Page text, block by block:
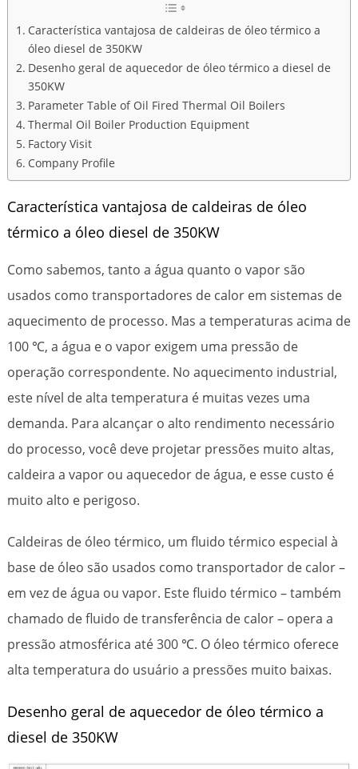
Característica vantajosa de caldeiras de óleo térmico a
óleo diesel de 350KW
Desenho geral de aquecedor de óleo térmico a diesel de
350KW
Parameter Table of Oil Fired Thermal Oil Boilers
Thermal Oil Boiler Production Equipment
Factory Visit
Company Profile
Característica vantajosa de caldeiras de óleo
térmico a óleo diesel de 350KW
Como sabemos, tanto a água quanto o vapor são
usados ​​como transportadores de calor em sistemas de
aquecimento de processo. Mas a temperaturas acima de
100 ℃, a água e o vapor exigem uma pressão de
operação correspondente. No aquecimento industrial,
este nível de alta temperatura é muitas vezes uma
demanda. Para alcançar o alto rendimento necessário
do processo, você deve projetar pressões muito altas,
caldeira a vapor ou aquecedor de água, e esse custo é
muito alto e perigoso.
Caldeiras de óleo térmico, um fluido térmico especial à
base de óleo são usados ​​como transportador de calor –
em vez de água ou vapor. Este fluido térmico – também
chamado de fluido de transferência de calor – opera a
pressão atmosférica até 300 ℃. O óleo térmico oferece
alta temperatura do usuário a pressões muito baixas.
Desenho geral de aquecedor de óleo térmico a
diesel de 350KW